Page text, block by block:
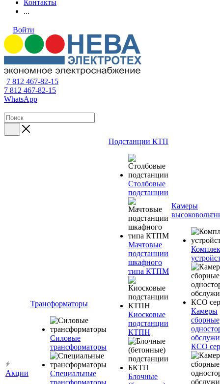
Контакты
...
Войти
7 812 467-82-15
7 812 467-82-15
WhatsApp
Акции
Трансформаторы
Силовые
трансформаторы
Специальные
трансформаторы
Подстанции КТП
Столбовые
подстанции
Мачтовые
подстанции
шкафного
типа КТПМ
Киосковые
подстанции
КТПН
Блочные
Камеры
Камеры
сборные
КСО